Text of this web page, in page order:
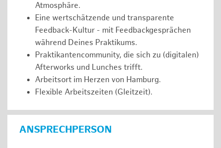
Atmosphäre.
Eine wertschätzende und transparente
Feedback-Kultur - mit Feedbackgesprächen
während Deines Praktikums.
Praktikantencommunity, die sich zu (digitalen)
Afterworks und Lunches trifft.
Arbeitsort im Herzen von Hamburg.
Flexible Arbeitszeiten (Gleitzeit).
ANSPRECHPERSON